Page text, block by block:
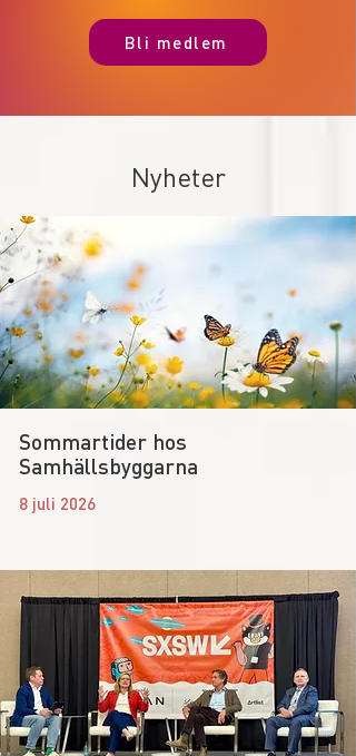
Bli medlem
Nyheter
Sommartider hos
Samhällsbyggarna
8 juli 2026